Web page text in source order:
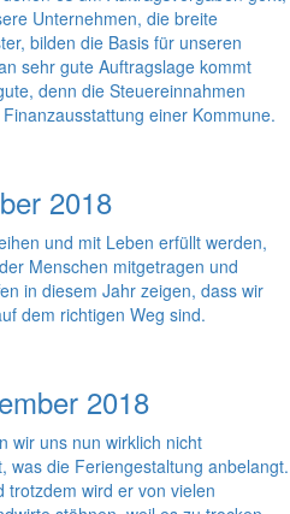
Unternehmen, die breite
bilden die Basis für unseren
sehr gute Auftragslage kommt
denn die Steuereinnahmen
einer Kommune.
2018
und mit Leben erfüllt werden,
Menschen mitgetragen und
in diesem Jahr zeigen, dass wir
dem richtigen Weg sind.
2018
wir uns nun wirklich nicht
was die Feriengestaltung anbelangt.
trotzdem wird er von vielen